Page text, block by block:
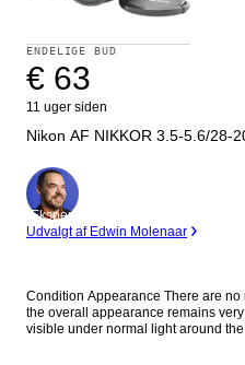
ENDELIGE BUD
€ 63
11 uger siden
Nikon AF NIKKOR 3.5-5.6/28-
Ekspert
Udvalgt af Edwin Molenaar
Condition Appearance There are no noticeable scratches or marks, and
the overall appearance remains very clean. Optics There is
visible under normal light around